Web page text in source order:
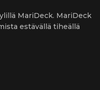
MariDeck. MariDeck
estävällä tiheällä